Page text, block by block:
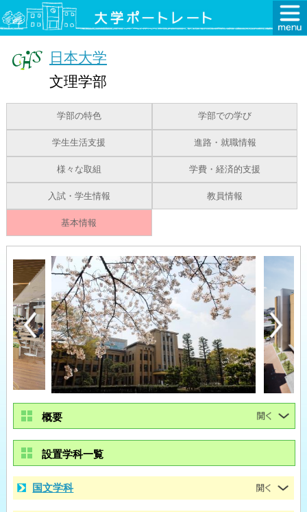
日本大学
文理学部
学部の特色 学部での学び
学生生活支援 進路・就職情報
様々な取組 学費・経済的支援
入試・学生情報 教員情報
基本情報
概要
設置学科一覧
国文学科